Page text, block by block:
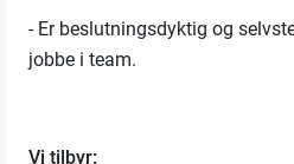
- Er beslutningsdyktig og
jobbe i team.
Vi tilbyr: